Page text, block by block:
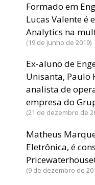
Formado em
Lucas Valente é
Analytics na
19 de junho de 2019
Ex-aluno de
Unisanta, Paulo
analista de
empresa do
21 de dezembro de
Matheus
Eletrônica, é
9 de dezembro de